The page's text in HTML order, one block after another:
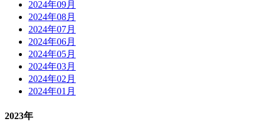
2024年09月
2024年08月
2024年07月
2024年06月
2024年05月
2024年03月
2024年02月
2024年01月
2023年